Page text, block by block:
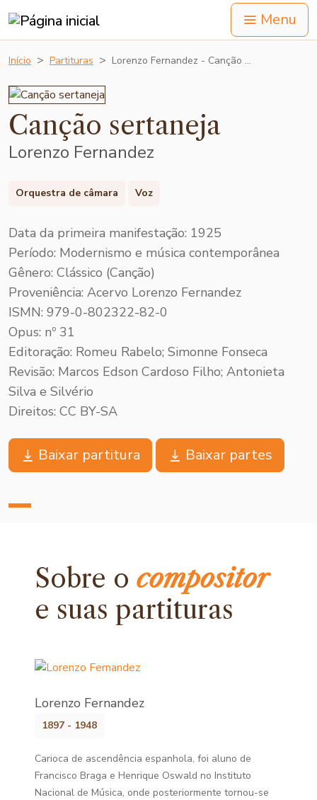
Menu
Início Partituras Lorenzo Fernandez - Canção …
Canção sertaneja
Lorenzo Fernandez
Orquestra de câmara Voz
Data da primeira manifestação: 1925
Período: Modernismo e música contemporânea
Gênero: Clássico (Canção)
Proveniência: Acervo Lorenzo Fernandez
ISMN: 979-0-802322-82-0
Opus: nº 31
Editoração: Romeu Rabelo; Simonne Fonseca
Revisão: Marcos Edson Cardoso Filho; Antonieta
Silva e Silvério
Direitos: CC BY-SA
Baixar partitura Baixar partes
Sobre ocompositor
e suas partituras
Lorenzo Fernandez
1897 - 1948
Carioca de ascendência espanhola, foi aluno de
Francisco Braga e Henrique Oswald no Instituto
Nacional de Música, onde posteriormente tornou-se